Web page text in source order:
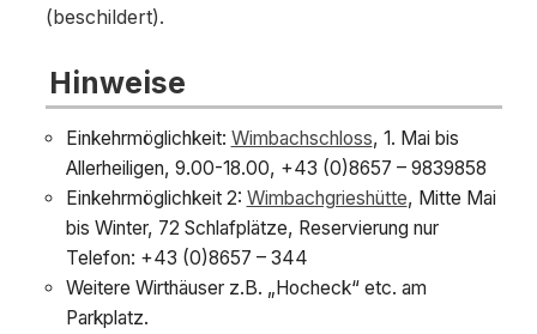
(beschildert).
Hinweise
Einkehrmöglichkeit: Wimbachschloss, 1. Mai bis
Allerheiligen, 9.00-18.00, +43 (0)8657 – 9839858
Einkehrmöglichkeit 2: Wimbachgrieshütte, Mitte Mai
bis Winter, 72 Schlafplätze, Reservierung nur
Telefon: +43 (0)8657 – 344
Weitere Wirthäuser z.B. „Hocheck“ etc. am
Parkplatz.